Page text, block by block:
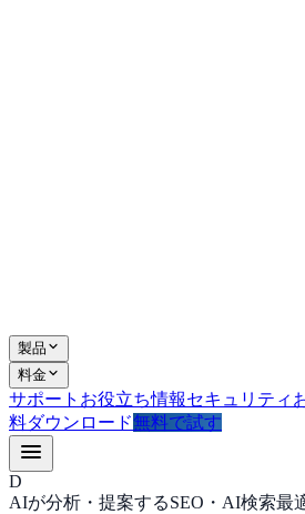
製品
料金
サポート お役立ち情報セキュリティ
料ダウンロード無料で試す
D
AIが分析・提案するSEO・AI検索最